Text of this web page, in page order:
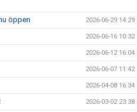
öppen 2026-06-29 14:29
2026-06-16 10:32
2026-06-12 16:04
2026-06-07 11:42
2026-04-08 16:34
2026-03-02 23:38